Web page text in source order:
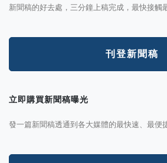
新聞稿的好去處，三分鐘上稿完成，最快接觸
刊登新聞稿
立即購買新聞稿曝光
發一篇新聞稿透通到各大媒體的最快速、最便